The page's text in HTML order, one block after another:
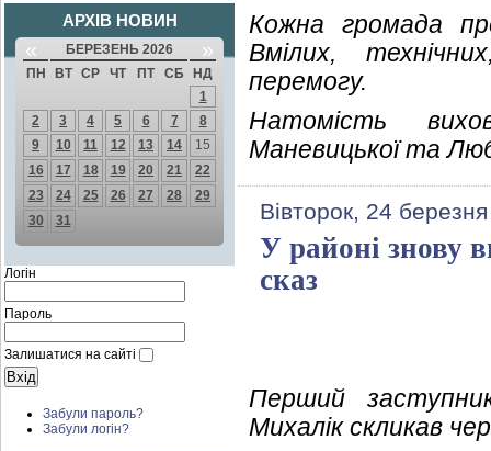
АРХІВ НОВИН
« БЕРЕЗЕНЬ 2026 »
ПН ВТ СР ЧТ ПТ СБ
НД
1
2
3 4 5 6 7
8
9
10 11 12 13 14
15
16
17 18 19 20 21
22
23
24 25 26 27 28
29
30
31
Логін
Пароль
Залишатися на сайті
Забули пароль?
Забули логін?
Кожна громада
Вмілих,
перемогу.
Натомість
Маневицької та
Вівторок, 24
У районі знову
сказ
Перший
Михалік скликав